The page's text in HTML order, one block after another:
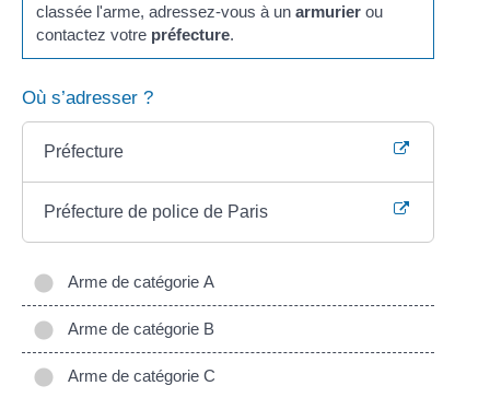
classée l'arme, adressez-vous à un armurierou
contactez votre préfecture.
Où s’adresser ?
Préfecture
Préfecture de police de Paris
Arme de catégorie A
Arme de catégorie B
Arme de catégorie C